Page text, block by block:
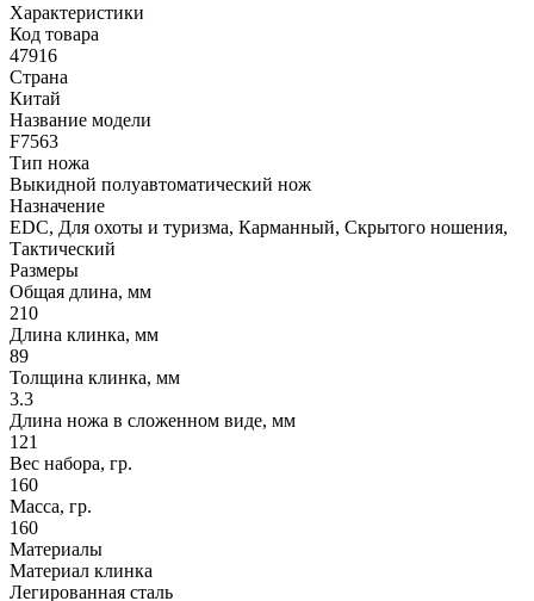
Характеристики
Код товара
47916
Страна
Китай
Название модели
F7563
Тип ножа
Выкидной полуавтоматический нож
Назначение
EDC, Для охоты и туризма, Карманный, Скрытого ношения,
Тактический
Размеры
Общая длина, мм
210
Длина клинка, мм
89
Толщина клинка, мм
3.3
Длина ножа в сложенном виде, мм
121
Вес набора, гр.
160
Масса, гр.
160
Материалы
Материал клинка
Легированная сталь